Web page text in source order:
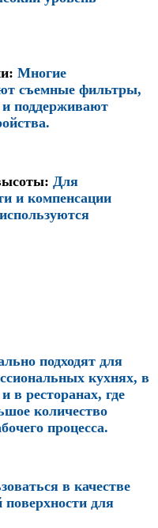
: Многие
съемные фильтры,
и поддерживают
: Для
и компенсации
подходят для
кухнях, в
в ресторанах, где
количество
процесса.
в качестве
поверхности для